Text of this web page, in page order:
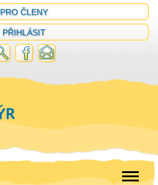
PRO ČLENY
PŘIHLÁSIT